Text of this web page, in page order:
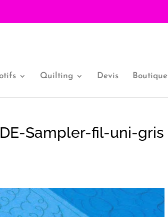
Quilting Devis Boutique
Sampler-fil-uni-gris